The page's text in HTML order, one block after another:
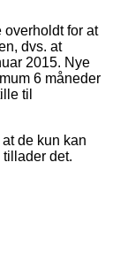
for at
dvs. at
2015. Nye
6 måneder
til
de kun kan
det.